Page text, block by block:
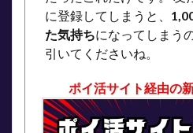
に登録してしまうと、
た気持ちになってしまう
引いてくださいね。
ポイ活サイト経由の